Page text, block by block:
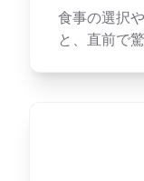
食事の選択
と、直前で